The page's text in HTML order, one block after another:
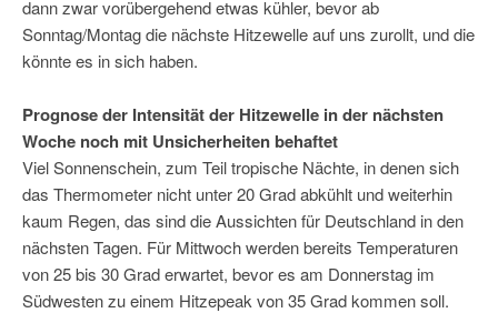
dann zwar vorübergehend etwas kühler, bevor ab
Sonntag/Montag die nächste Hitzewelle auf uns zurollt, und die
könnte es in sich haben.
Prognose der Intensität der Hitzewelle in der nächsten
Woche noch mit Unsicherheiten behaftet
Viel Sonnenschein, zum Teil tropische Nächte, in denen sich
das Thermometer nicht unter 20 Grad abkühlt und weiterhin
kaum Regen, das sind die Aussichten für Deutschland in den
nächsten Tagen. Für Mittwoch werden bereits Temperaturen
von 25 bis 30 Grad erwartet, bevor es am Donnerstag im
Südwesten zu einem Hitzepeak von 35 Grad kommen soll.